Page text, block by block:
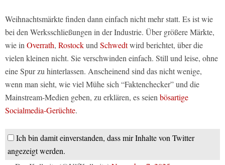
Weihnachtsmärkte finden dann einfach nicht mehr statt. Es ist wie
bei den Werksschließungen in der Industrie. Über größere Märkte,
wie in Overrath, Rostockund Schwedtwird berichtet, über die
vielen kleinen nicht. Sie verschwinden einfach. Still und leise, ohne
eine Spur zu hinterlassen. Anscheinend sind das nicht wenige,
wenn man sieht, wie viel Mühe sich “Faktenchecker” und die
Mainstream-Medien geben, zu erklären, es seien bösartige
Socialmedia-Gerüchte.
Ich bin damit einverstanden, dass mir Inhalte von Twitter
angezeigt werden.